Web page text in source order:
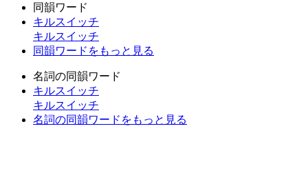
同韻ワード
キルスイッチ
キルスイッチ
同韻ワードをもっと見る
名詞の同韻ワード
キルスイッチ
キルスイッチ
名詞の同韻ワードをもっと見る